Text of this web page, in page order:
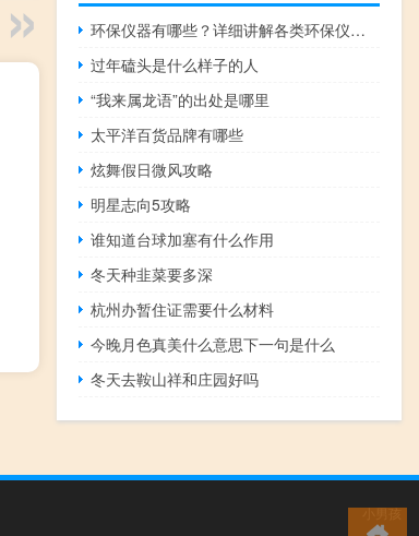
环保仪器有哪些？详细讲解各类环保仪器的使用方法
过年磕头是什么样子的人
“我来属龙语”的出处是哪里
太平洋百货品牌有哪些
炫舞假日微风攻略
明星志向5攻略
谁知道台球加塞有什么作用
冬天种韭菜要多深
杭州办暂住证需要什么材料
今晚月色真美什么意思下一句是什么
冬天去鞍山祥和庄园好吗
小男孩